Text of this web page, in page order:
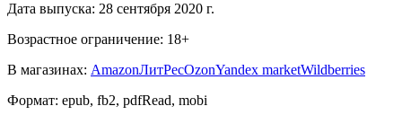
Дата выпуска: 28 сентября 2020 г.
Возрастное ограничение: 18+
В магазинах: AmazonЛитРесOzonYandex marketWildberries
Формат: epub, fb2, pdfRead, mobi